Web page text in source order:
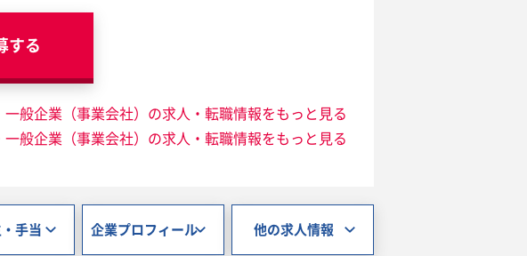
する
一般企業（事業会社）の求人・転職情報をもっと見る
一般企業（事業会社）の求人・転職情報をもっと見る
手当 企業プロフィール 他の求人情報